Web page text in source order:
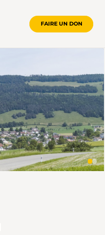
FAIRE UN DON